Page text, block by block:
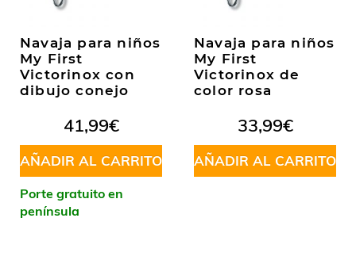
Navaja para niños
My First
Victorinox con
dibujo conejo
41,99€
AÑADIR AL CARRITO
Porte gratuito en
península
Navaja para niños
My First
Victorinox de
color rosa
33,99€
AÑADIR AL CARRITO